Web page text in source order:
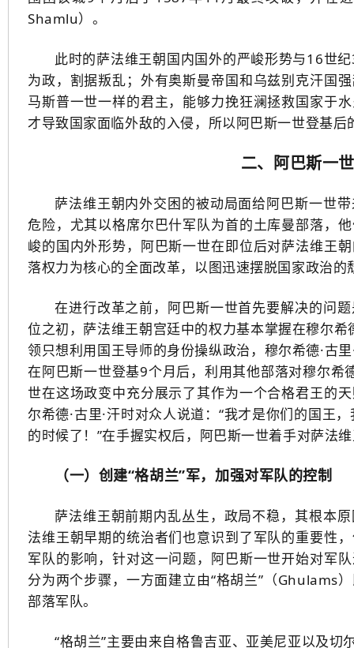
Shamlu）。
此时的萨法维王朝国内国外的严峻形势与16世
为政，割据叛乱；外有奥斯曼帝国和乌兹别克汗国
马斯普一世一样的君主，能够力挽狂澜拯救国家于
才导致国家面临外敌的入侵，所以阿巴斯一世登基
二、阿巴斯一
萨法维王朝内外交困的被动局面给阿巴斯一世
危险，尤其以格席尔巴什军队为首的土库曼部落，
峻的国内外形势，阿巴斯一世在即位后对萨法维王
落权力为核心的全面改革，以图迅速摆脱国家政治的
在进行改革之前，阿巴斯一世首先要解决的问
位之初，萨法维王朝宫廷中的权力基本掌握在穆尔
领只想利用国王导师的身份操纵政治，穆尔希德·古
在阿巴斯一世登基9个月后，利用其他部落对穆尔希
世在这场政变中充分展示了其作为一个合格君王的
尔希德·古里·汗时对众人说道：“我才是你们的国王
的时候了！”在手握实权后，阿巴斯一世着手对萨法
（一）创建“格胡兰”军，加强对军队的控制
萨法维王朝前期内乱丛生，政局不稳，其根本
法维王朝早期的统治者们也意识到了军队的重要性
军队的影响，针对这一问题，阿巴斯一世开始对军
分为两个步骤，一方面建立由“格胡兰”（Ghulams
部落军队。
“格胡兰”主要由来自格鲁吉亚、亚美尼亚以及